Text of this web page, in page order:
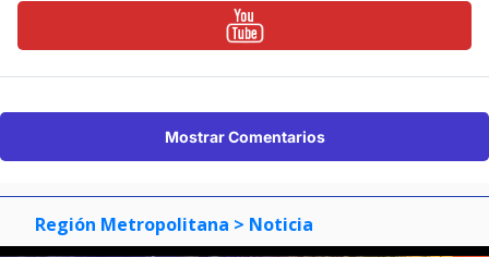
Mostrar Comentarios
Región Metropolitana > Noticia